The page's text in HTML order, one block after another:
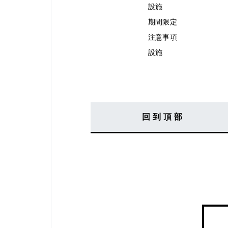
設施
期間限定
注意事項
設施
回到頂部